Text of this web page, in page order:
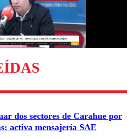
Enviar comentario
dos sectores de Carahue por
activa mensajería SAE